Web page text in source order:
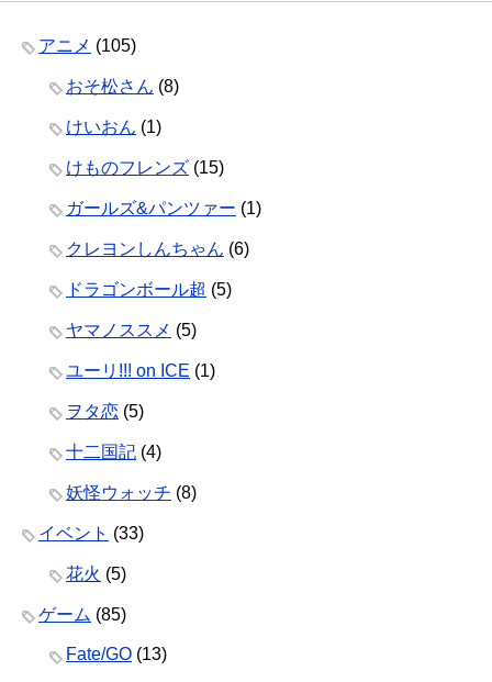
アニメ (105)
おそ松さん (8)
けいおん (1)
けものフレンズ (15)
ガールズ&パンツァー (1)
クレヨンしんちゃん (6)
ドラゴンボール超 (5)
ヤマノススメ (5)
ユーリ!!! on ICE (1)
ヲタ恋 (5)
十二国記 (4)
妖怪ウォッチ (8)
イベント (33)
花火 (5)
ゲーム (85)
Fate/GO (13)